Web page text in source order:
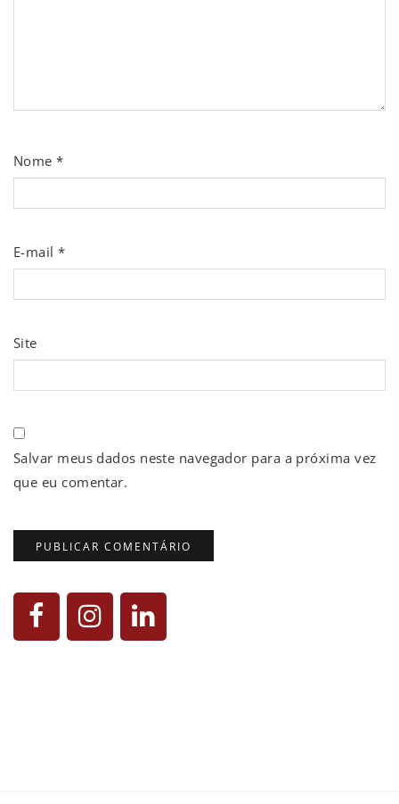
Nome*
E-mail*
Site
Salvar meus dados neste navegador para a próxima vez
que eu comentar.